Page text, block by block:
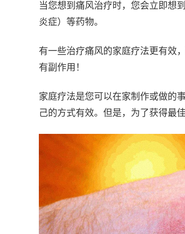
当您想到痛风治疗时，您会立即想
炎症）等药物。
有一些治疗痛风的家庭疗法更有效
有副作用！
家庭疗法是您可以在家制作或做的事
己的方式有效。但是，为了获得最